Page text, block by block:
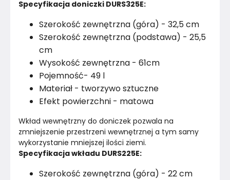
Specyfikacja doniczki DURS325E:
Szerokość zewnętrzna (góra) - 32,5 cm
Szerokość zewnętrzna (podstawa) - 25,5
cm
Wysokość zewnętrzna - 61cm
Pojemność- 49 l
Materiał - tworzywo sztuczne
Efekt powierzchni - matowa
Wkład wewnętrzny do doniczek pozwala na
zmniejszenie przestrzeni wewnętrznej a tym samy
wykorzystanie mniejszej ilości ziemi.
Specyfikacja wkładu DURS225E:
Szerokość zewnętrzna (góra) - 22 cm